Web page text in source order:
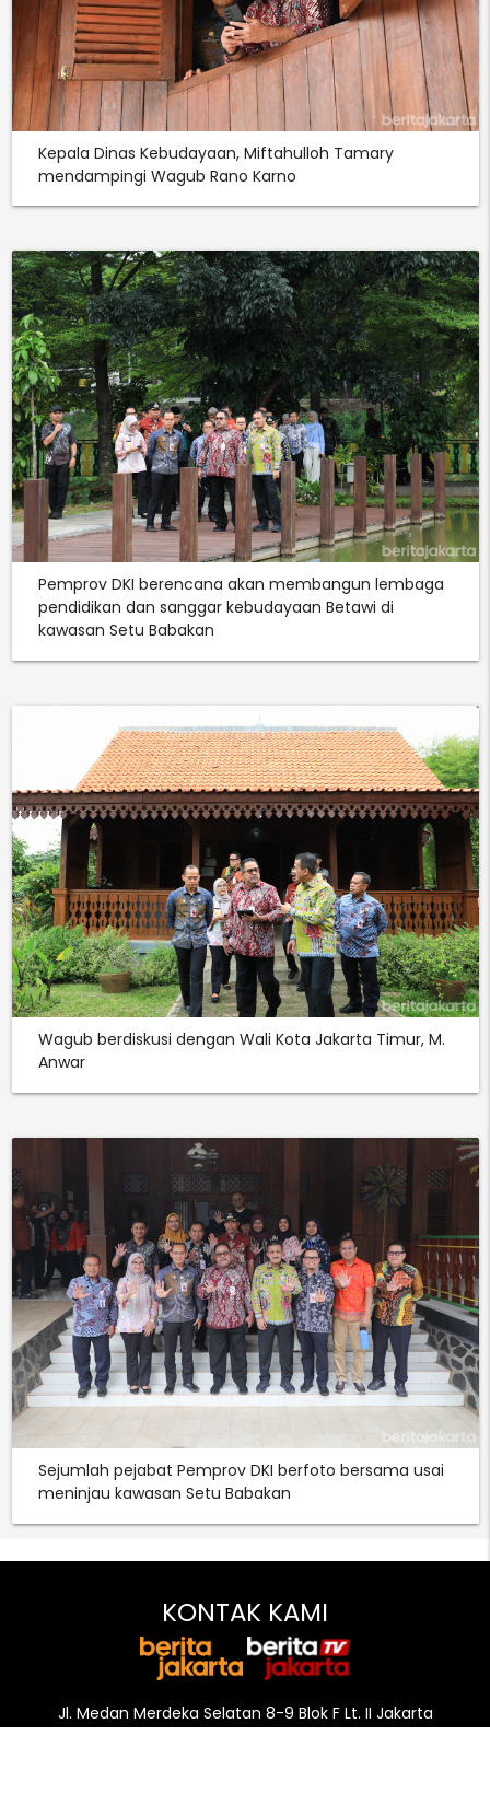
Kepala Dinas Kebudayaan, Miftahulloh Tamary
mendampingi Wagub Rano Karno
Pemprov DKI berencana akan membangun lembaga
pendidikan dan sanggar kebudayaan Betawi di
kawasan Setu Babakan
Wagub berdiskusi dengan Wali Kota Jakarta Timur, M.
Anwar
Sejumlah pejabat Pemprov DKI berfoto bersama usai
meninjau kawasan Setu Babakan
KONTAK KAMI
Jl. Medan Merdeka Selatan 8-9 Blok F Lt. II Jakarta